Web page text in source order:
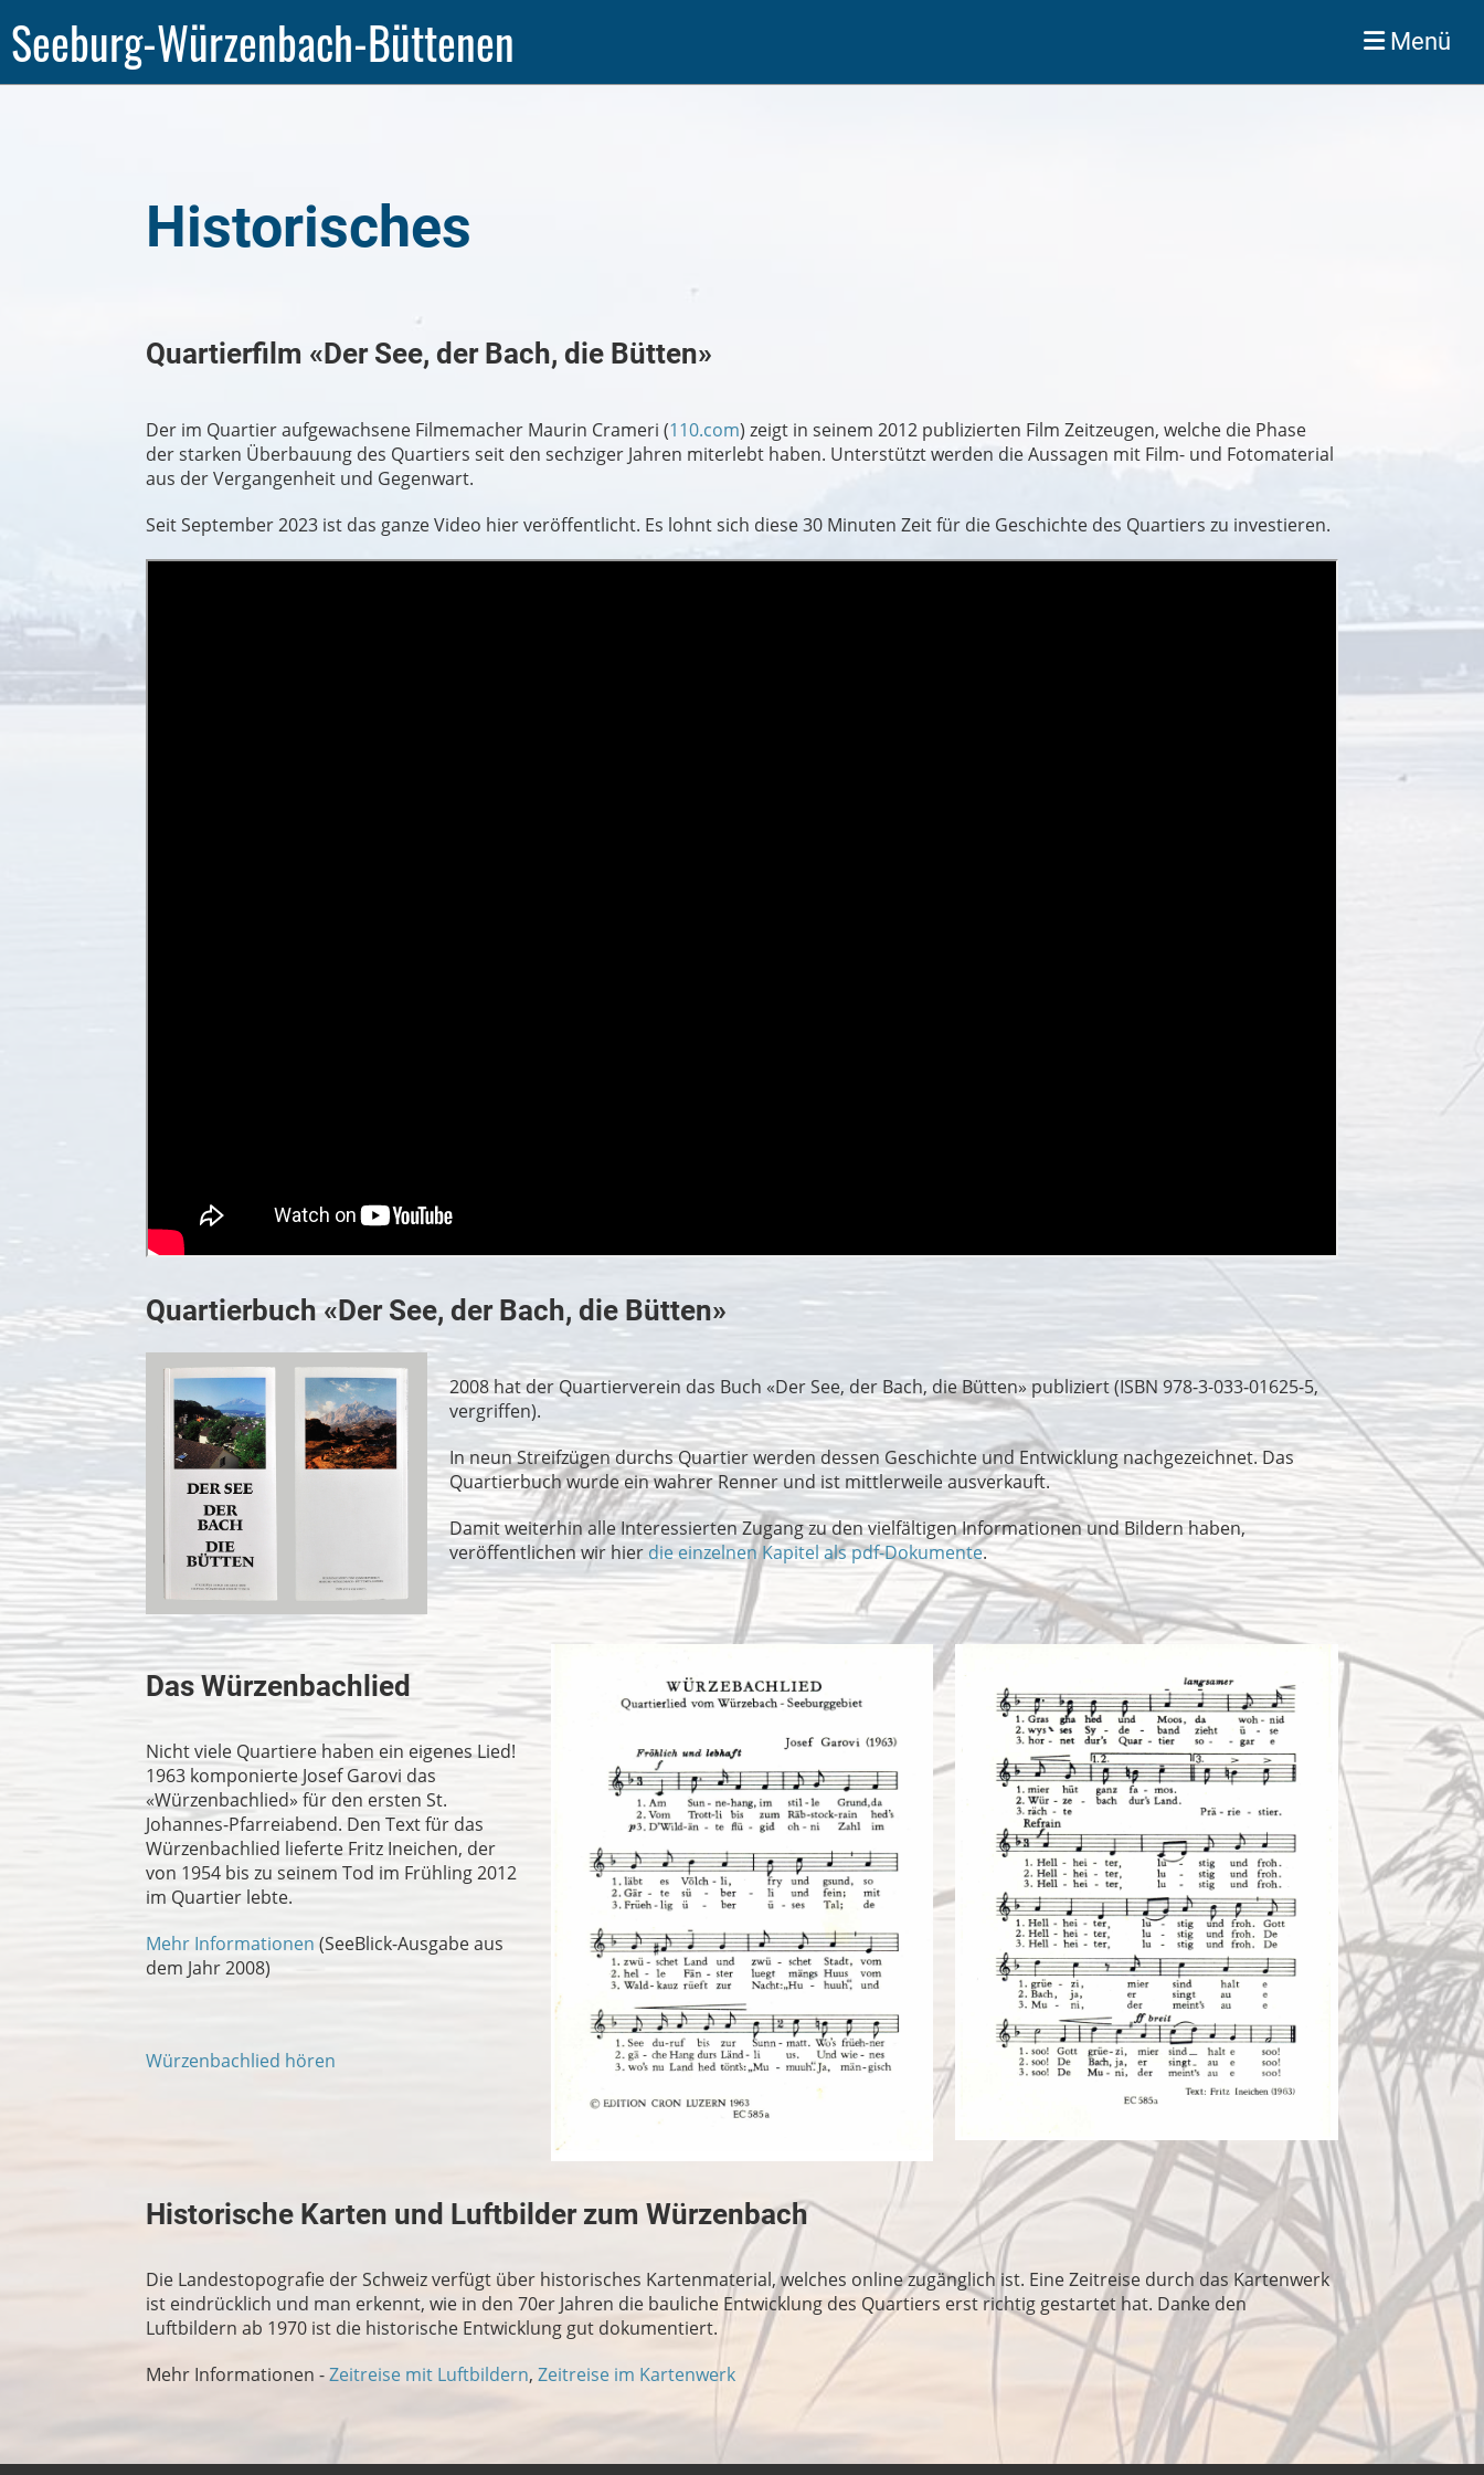
Seeburg-Würzenbach-Büttenen Menü
Historisches
Quartierfilm «Der See, der Bach, die Bütten»
Der im Quartier aufgewachsene Filmemacher Maurin Crameri (110.com) zeigt in seinem 2012 publizierten Film Zeitzeugen, welche die Phase
der starken Überbauung des Quartiers seit den sechziger Jahren miterlebt haben. Unterstützt werden die Aussagen mit Film- und Fotomaterial
aus der Vergangenheit und Gegenwart.
Seit September 2023 ist das ganze Video hier veröffentlicht. Es lohnt sich diese 30 Minuten Zeit für die Geschichte des Quartiers zu investieren.
Quartierbuch «Der See, der Bach, die Bütten»
2008 hat der Quartierverein das Buch «Der See, der Bach, die Bütten» publiziert (ISBN 978-3-033-01625-5,
vergriffen).
In neun Streifzügen durchs Quartier werden dessen Geschichte und Entwicklung nachgezeichnet. Das
Quartierbuch wurde ein wahrer Renner und ist mittlerweile ausverkauft.
Damit weiterhin alle Interessierten Zugang zu den vielfältigen Informationen und Bildern haben,
veröffentlichen wir hier die einzelnen Kapitel als pdf-Dokumente.
Das Würzenbachlied
Nicht viele Quartiere haben ein eigenes Lied!
1963 komponierte Josef Garovi das
«Würzenbachlied» für den ersten St.
Johannes-Pfarreiabend. Den Text für das
Würzenbachlied lieferte Fritz Ineichen, der
von 1954 bis zu seinem Tod im Frühling 2012
im Quartier lebte.
Mehr Informationen (SeeBlick-Ausgabe aus
dem Jahr 2008)
Würzenbachlied hören
Historische Karten und Luftbilder zum Würzenbach
Die Landestopografie der Schweiz verfügt über historisches Kartenmaterial, welches online zugänglich ist. Eine Zeitreise durch das Kartenwerk
ist eindrücklich und man erkennt, wie in den 70er Jahren die bauliche Entwicklung des Quartiers erst richtig gestartet hat. Danke den
Luftbildern ab 1970 ist die historische Entwicklung gut dokumentiert.
Mehr Informationen -Zeitreise mit Luftbildern, Zeitreise im Kartenwerk